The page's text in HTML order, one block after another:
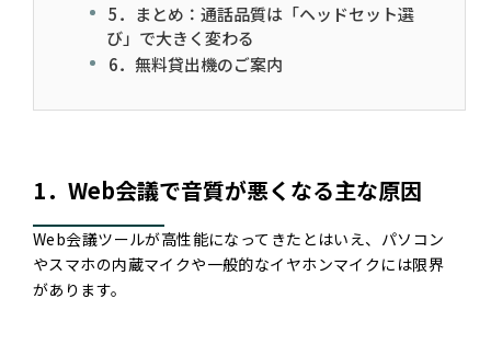
5．まとめ：通話品質は「ヘッドセット選
び」で大きく変わる
6．無料貸出機のご案内
1．Web会議で音質が悪くなる主な原因
Web会議ツールが高性能になってきたとはいえ、パソコン
やスマホの内蔵マイクや一般的なイヤホンマイクには限界
があります。